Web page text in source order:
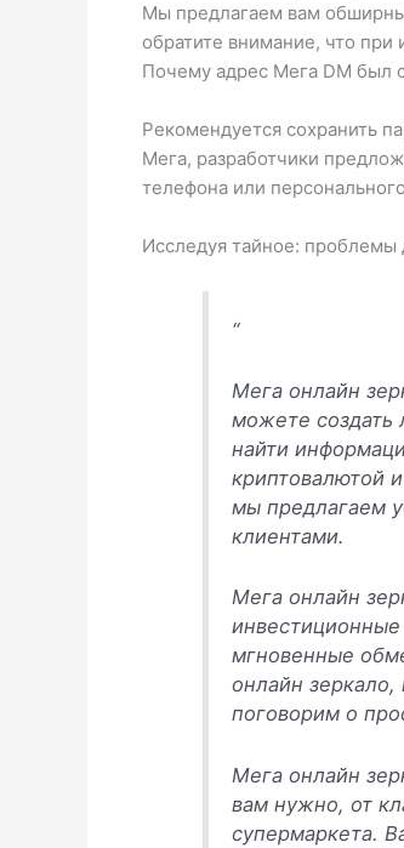
Мы предлагаем вам
обратите внимание, что при
Почему адрес Мега DM был
Рекомендуется сохранить
Мега, разработчики
телефона или
Исследуя тайное: проблемы
“
Мега онлайн
можете создать
найти
криптовалютой
мы предлагаем
клиентами.
Мега онлайн
мгновенные
онлайн
поговорим о
Мега онлайн
вам нужно, от
супермаркета.